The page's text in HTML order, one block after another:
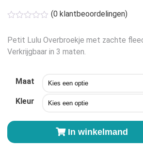
(0 klantbeoordelingen)
Petit Lulu Overbroekje met zachte
Verkrijgbaar in 3 maten.
Maat
Kleur
Petit
Lulu
In winkelmand